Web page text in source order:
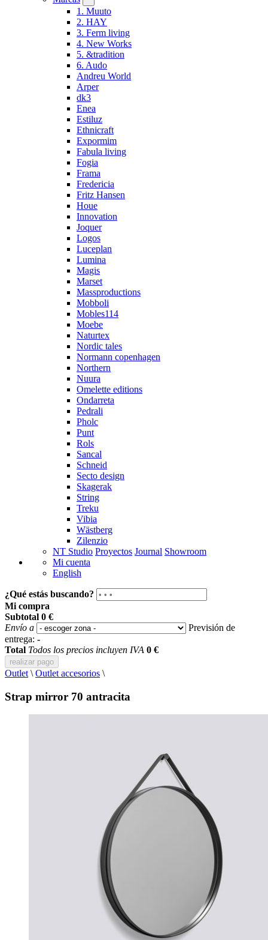
1. Muuto
2. HAY
3. Ferm living
4. New Works
5. &tradition
6. Audo
Andreu World
Arper
dk3
Enea
Estiluz
Ethnicraft
Expormim
Fabula living
Fogia
Frama
Fredericia
Fritz Hansen
Houe
Innovation
Joquer
Logos
Luceplan
Lumina
Magis
Marset
Massproductions
Mobboli
Mobles114
Moebe
Naturtex
Nordic tales
Normann copenhagen
Northern
Nuura
Omelette editions
Ondarreta
Pedrali
Pholc
Punt
Rols
Sancal
Schneid
Secto design
Skagerak
String
Treku
Vibia
Wästberg
Zilenzio
NT Studio Proyectos Journal Showroom
Mi cuenta
English
¿Qué estás buscando?
Mi compra
Subtotal 0 €
Envío a
Previsión de
entrega: -
Total Todos los precios incluyen IVA 0 €
realizar pago
Outlet \ Outlet accesorios \
Strap mirror 70 antracita